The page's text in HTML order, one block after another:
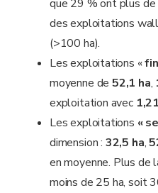
que 29 % ont plus
des exploitations
(>100 ha).
Les exploitations «
moyenne de52,1 ha,
exploitation avec
Les exploitations «
dimension : 32,5 ha,
en moyenne. Plus
moins de 25 ha, soit